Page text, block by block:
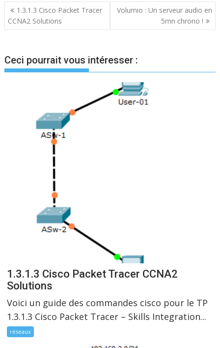
Navigation
de
1.3.1.3 Cisco Packet Tracer
CCNA2 Solutions
Volumio : Un serveur audio en
5mn chrono !
Ceci pourrait vous intéresser :
1.3.1.3 Cisco Packet Tracer CCNA2
Solutions
Voici un guide des commandes cisco pour le TP
1.3.1.3 Cisco Packet Tracer – Skills Integration...
réseaux